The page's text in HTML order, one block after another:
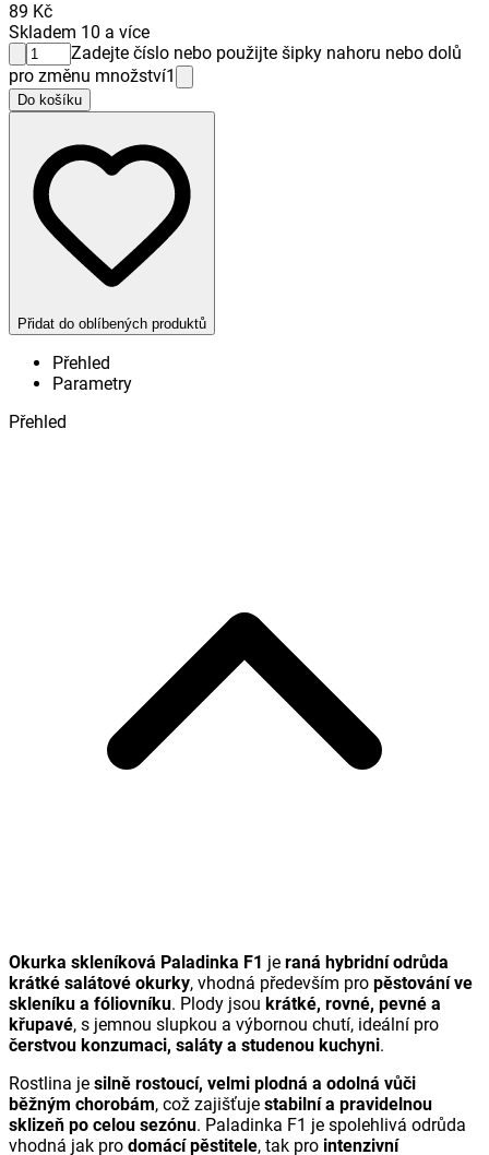
89 Kč
Skladem 10 a více
Zadejte číslo nebo použijte šipky nahoru nebo dolů
pro změnu množství1
Do košíku
Přidat do oblíbených produktů
Přehled
Parametry
Přehled
Okurka skleníková Paladinka F1 je raná hybridní odrůda
krátké salátové okurky, vhodná především pro pěstování ve
skleníku a fóliovníku. Plody jsou krátké, rovné, pevné a
křupavé, s jemnou slupkou a výbornou chutí, ideální pro
čerstvou konzumaci, saláty a studenou kuchyni.
Rostlina je silně rostoucí, velmi plodná a odolná vůči
běžným chorobám, což zajišťuje stabilní a pravidelnou
sklizeň po celou sezónu. Paladinka F1 je spolehlivá odrůda
vhodná jak pro domácí pěstitele, tak pro intenzivní